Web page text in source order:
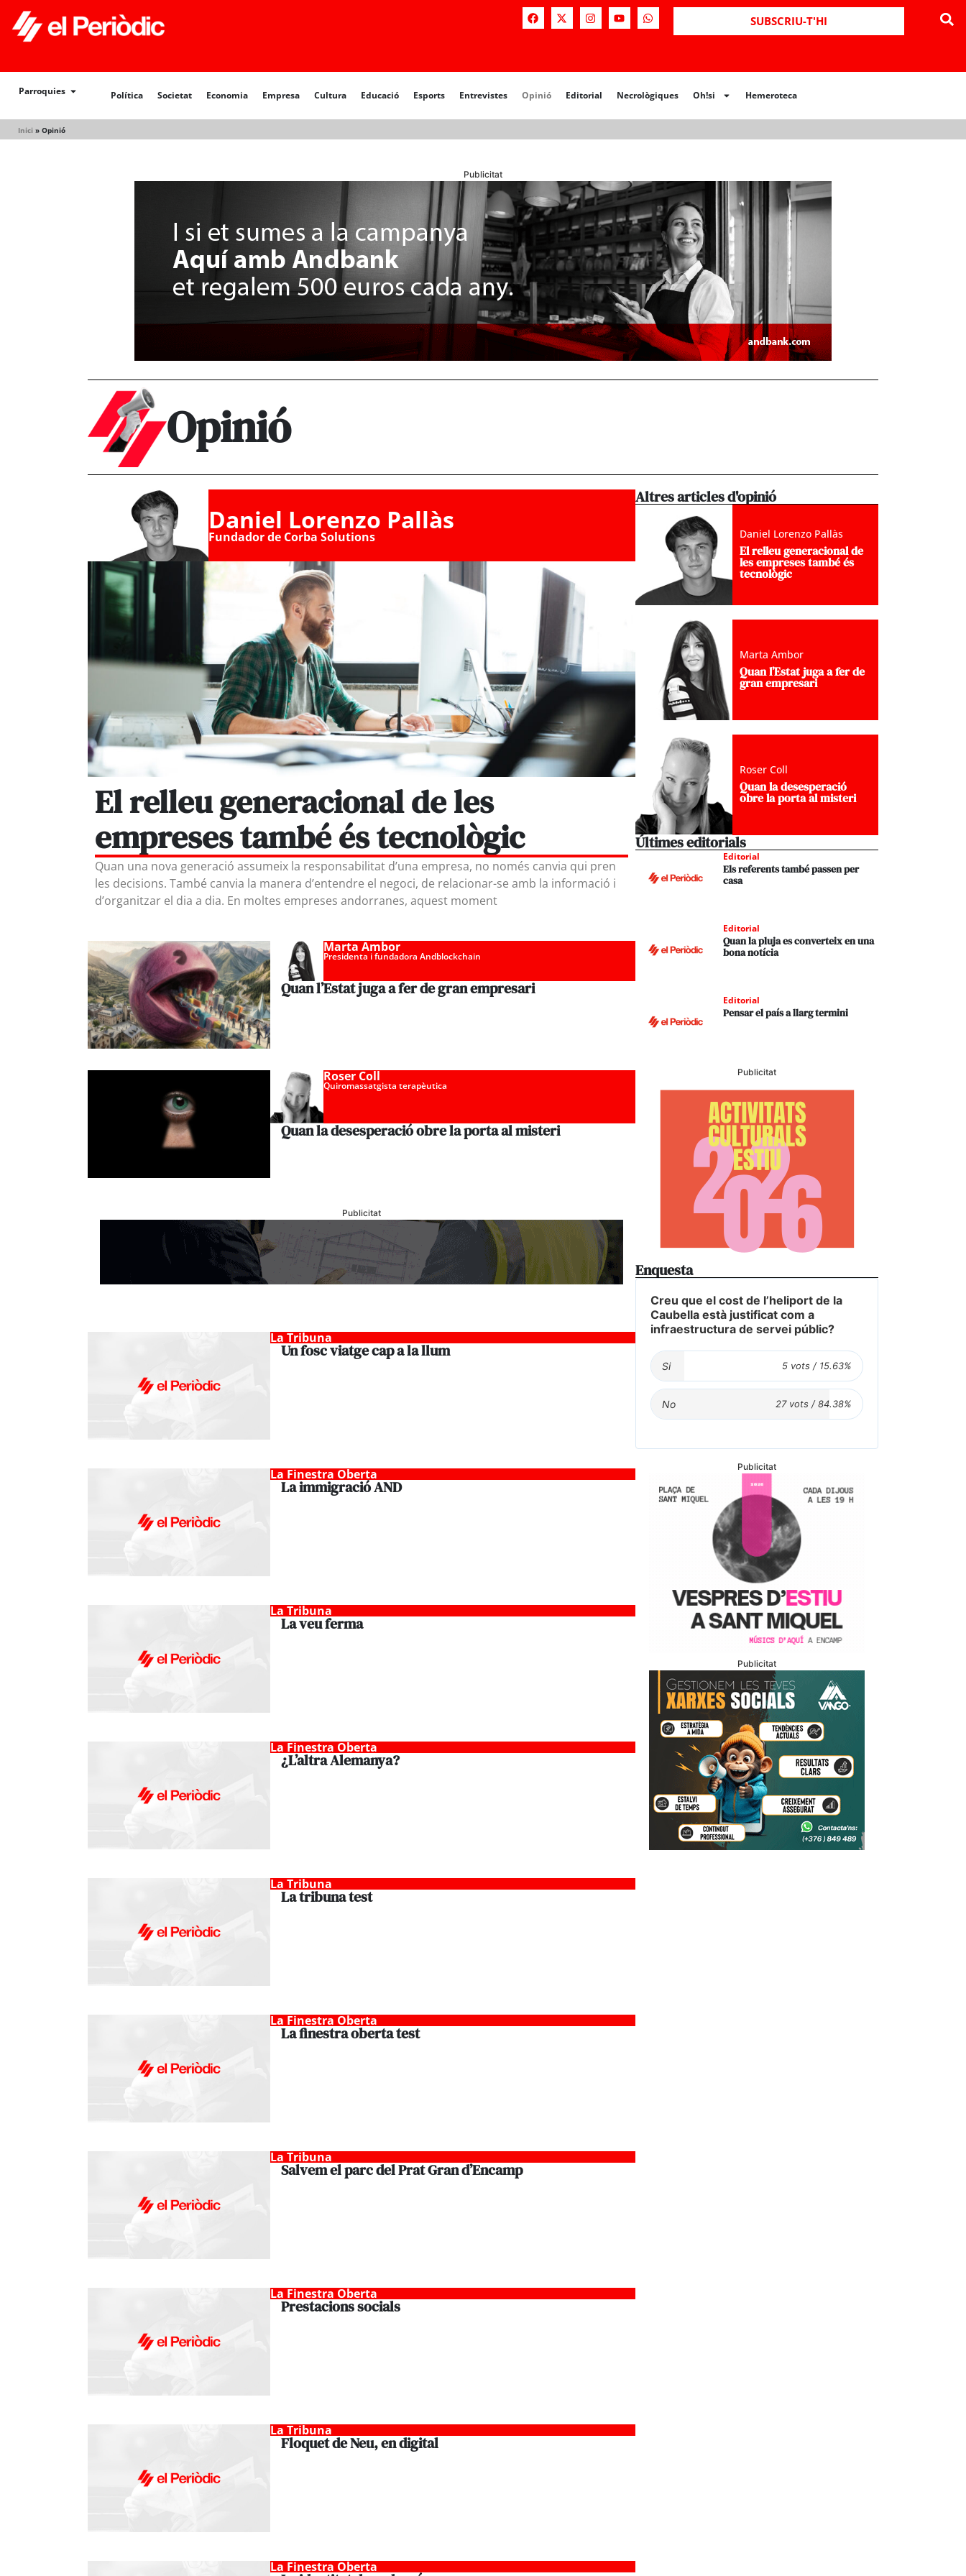
SUBSCRIU-T'HI
Parroquies Política Societat Economia Empresa Cultura Educació Esports Entrevistes Opinió Editorial Necrològiques Oh!si Hemeroteca
Inici » Opinió
Publicitat
Opinió
Daniel Lorenzo Pallàs
Fundador de Corba Solutions
El relleu generacional de les
empreses també és tecnològic
Quan una nova generació assumeix la responsabilitat d’una empresa, no només canvia qui pren
les decisions. També canvia la manera d’entendre el negoci, de relacionar-se amb la informació i
d’organitzar el dia a dia. En moltes empreses andorranes, aquest moment
Marta Ambor
Presidenta i fundadora Andblockchain
Quan l’Estat juga a fer de gran empresari
Roser Coll
Quiromassatgista terapèutica
Quan la desesperació obre la porta al misteri
Publicitat
La Tribuna
Un fosc viatge cap a la llum
La Finestra Oberta
La immigració AND
La Tribuna
La veu ferma
La Finestra Oberta
¿L’altra Alemanya?
La Tribuna
La tribuna test
La Finestra Oberta
La finestra oberta test
La Tribuna
Salvem el parc del Prat Gran d’Encamp
La Finestra Oberta
Prestacions socials
La Tribuna
Floquet de Neu, en digital
La Finestra Oberta
Altres articles d'opinió
Daniel Lorenzo Pallàs
El relleu generacional de
les empreses també és
tecnològic
Marta Ambor
Quan l’Estat juga a fer de
gran empresari
Roser Coll
Quan la desesperació
obre la porta al misteri
Últimes editorials
Editorial
Els referents també passen per
casa
Editorial
Quan la pluja es converteix en una
bona notícia
Editorial
Pensar el país a llarg termini
Publicitat
Enquesta
Creu que el cost de l’heliport de la
Caubella està justificat com a
infraestructura de servei públic?
Si
No
Publicitat
Publicitat